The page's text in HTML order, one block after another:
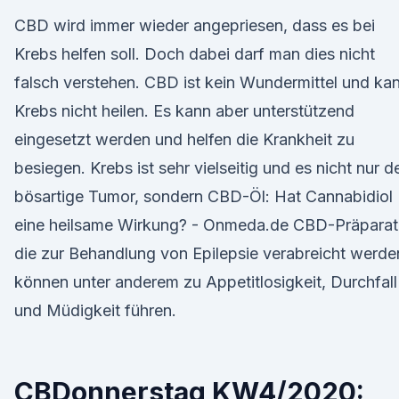
CBD wird immer wieder angepriesen, dass es bei
Krebs helfen soll. Doch dabei darf man dies nicht
falsch verstehen. CBD ist kein Wundermittel und
Krebs nicht heilen. Es kann aber unterstützend
eingesetzt werden und helfen die Krankheit zu
besiegen. Krebs ist sehr vielseitig und es nicht nur
bösartige Tumor, sondern CBD-Öl: Hat Cannabidiol
eine heilsame Wirkung? - Onmeda.de CBD-
die zur Behandlung von Epilepsie verabreicht
können unter anderem zu Appetitlosigkeit, Durchfall
und Müdigkeit führen.
CBDonnerstag KW4/2020: